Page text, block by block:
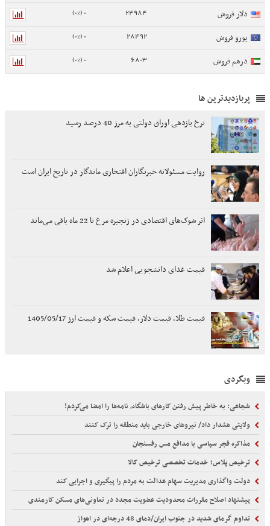
دلار فروش 24984
0 (0%)
یورو فروش 28492
0 (0%)
درهم فروش 6803
0 (0%)
پربازدیدترین ها
نرخ بازدهی اوراق دولتی به مرز 40 درصد رسید
روایت مسئولانه خبرنگاران افتخاری ماندگار در تاریخ ایران است
اثر شوک‌های اقتصادی در زنجیره مرغ تا 22 ماه باقی می‌ماند
قیمت غذای دانشجویی اعلام شد
قیمت طلا، قیمت دلار، قیمت سکه و قیمت ارز 1405/05/17
وبگردی
شجاعی: به خاطر پیش رفتن کارهای باشگاه، نامه‌ها را امضا می‌کردم!
ولایتی هشدار داد/ نیروهای خارجی باید منطقه را ترک کنند
مذاکره فجر سپاسی با مدافع مس رفسنجان
ترخیص پلاس؛ خدمات تخصصی ترخیص کالا
دولت واگذاری مدیریت سهام عدالت به مردم را پیگیری و اجرایی کند
پیشنهاد اصلاح مقررات محدودیت عضویت مجدد در تعاونی‌های مسکن کارمندی
تداوم گرمای شدید در جنوب ایران/دمای 48 درجه‌ای در اهواز